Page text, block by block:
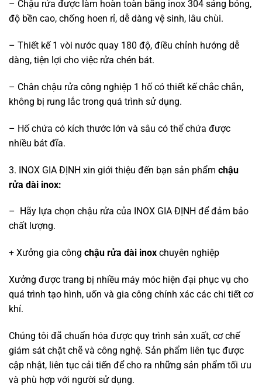
– Chậu rửa được làm hoàn toàn bằng inox 304 sáng bóng,
độ bền cao, chống hoen rỉ, dễ dàng vệ sinh, lâu chùi.
– Thiết kế 1 vòi nước quay 180 độ, điều chỉnh hướng dễ
dàng, tiện lợi cho việc rửa chén bát.
– Chân chậu rửa công nghiệp 1 hố có thiết kế chắc chắn,
không bị rung lắc trong quá trình sử dụng.
– Hố chứa có kích thước lớn và sâu có thể chứa được
nhiều bát đĩa.
3. INOX GIA ĐỊNH xin giới thiệu đến bạn sản phẩm chậu
rửa dài inox:
– Hãy lựa chọn chậu rửa của INOX GIA ĐỊNH để đảm bảo
chất lượng.
+ Xưởng gia công chậu rửa dài inox chuyên nghiệp
Xưởng được trang bị nhiều máy móc hiện đại phục vụ cho
quá trình tạo hình, uốn và gia công chính xác các chi tiết cơ
khí.
Chúng tôi đã chuẩn hóa được quy trình sản xuất, cơ chế
giám sát chặt chẽ và công nghệ. Sản phẩm liên tục được
cập nhật, liên tục cải tiến để cho ra những sản phẩm tối ưu
và phù hợp với người sử dụng.